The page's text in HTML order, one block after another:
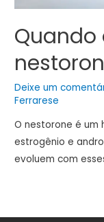
Deixe um
Ferrarese
O nestorone é um
estrogênio e
evoluem com